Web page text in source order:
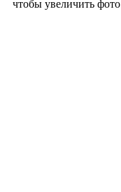
чтобы увеличить фото